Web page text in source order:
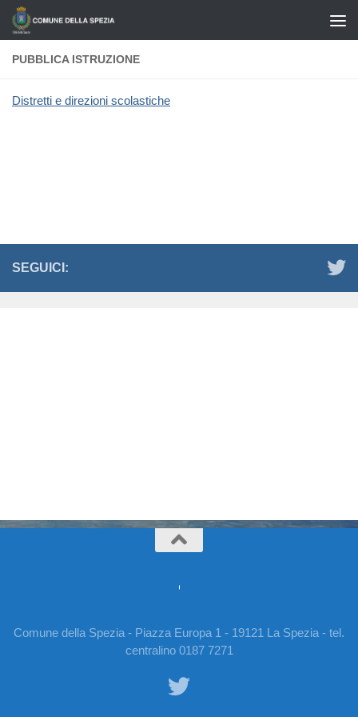
Salta al contenuto
PUBBLICA ISTRUZIONE
Distretti e direzioni scolastiche
SEGUICI:
Comune della Spezia - Piazza Europa 1 - 19121 La Spezia - tel.
centralino 0187 7271